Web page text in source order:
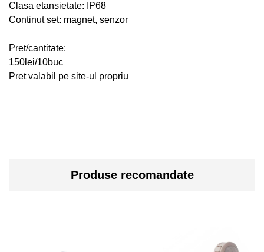
Clasa etansietate: IP68
Continut set: magnet, senzor
Pret/cantitate:
150lei/10buc
Pret valabil pe site-ul propriu
Produse recomandate